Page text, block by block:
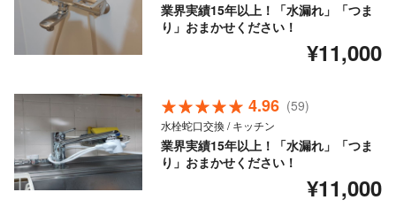
業界実績15年以上！「水漏れ」「つま
り」おまかせください！
¥11,000
4.96 (59)
水栓蛇口交換 / キッチン
業界実績15年以上！「水漏れ」「つま
り」おまかせください！
¥11,000